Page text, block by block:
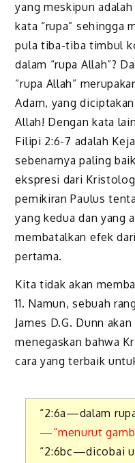
yang meskipun
kata “rupa” sehingga
pula tiba-tiba timbul
dalam “rupa Allah”?
“rupa Allah”
Adam, yang
Allah! Dengan kata
Filipi 2:6-7 adalah
sebenarnya paling
ekspresi dari
pemikiran Paulus
yang kedua dan yang
membatalkan efek
pertama.
Kita tidak akan
11. Namun, sebuah
James D.G. Dunn
menegaskan bahwa
cara yang terbaik
“2:6a—dalam
—“menurut
“2:6bc—dicobai